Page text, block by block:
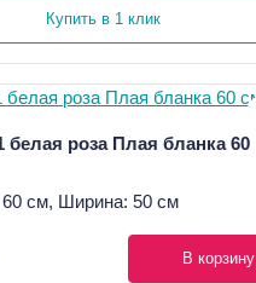
Купить в 1 клик
белая роза Плая бланка 60
см, Ширина: 50 см
В корзину